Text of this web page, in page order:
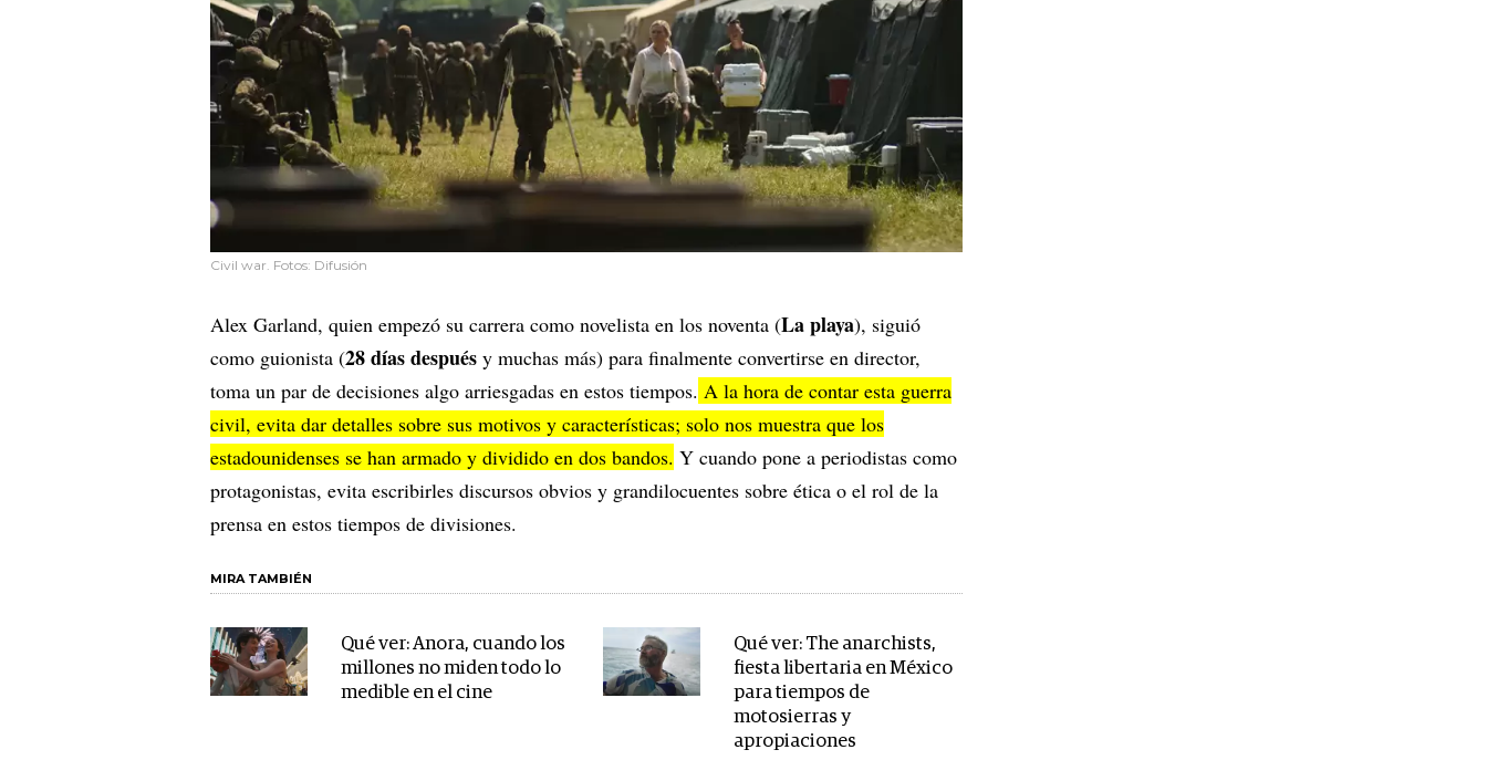
Civil war. Fotos: Difusión
Alex Garland, quien empezó su carrera como novelista en los noventa (La playa), siguió
como guionista (28 días después y muchas más) para finalmente convertirse en director,
toma un par de decisiones algo arriesgadas en estos tiempos. A la hora de contar esta guerra
civil, evita dar detalles sobre sus motivos y características; solo nos muestra que los
estadounidenses se han armado y dividido en dos bandos. Y cuando pone a periodistas como
protagonistas, evita escribirles discursos obvios y grandilocuentes sobre ética o el rol de la
prensa en estos tiempos de divisiones.
MIRA TAMBIÉN
Qué ver: Anora, cuando los
millones no miden todo lo
medible en el cine
Qué ver: The anarchists,
fiesta libertaria en México
para tiempos de
motosierras y
apropiaciones